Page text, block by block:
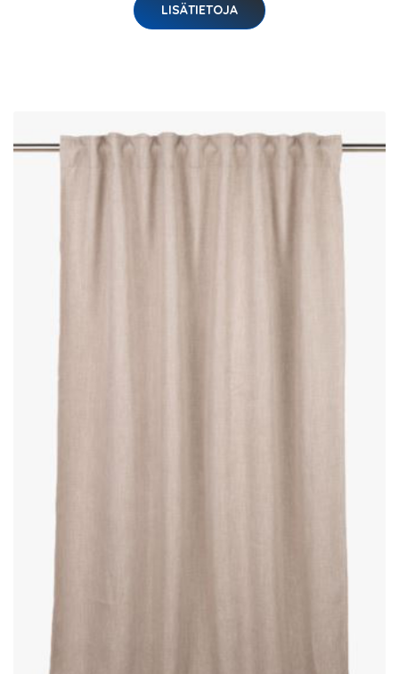
LISÄTIETOJA